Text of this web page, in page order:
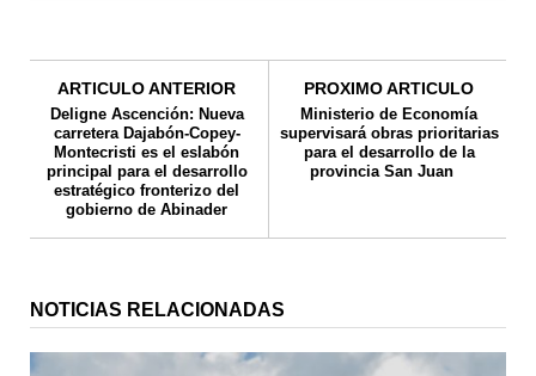
ARTICULO ANTERIOR
Deligne Ascención: Nueva
carretera Dajabón-Copey-
Montecristi es el eslabón
principal para el desarrollo
estratégico fronterizo del
gobierno de Abinader
PROXIMO ARTICULO
Ministerio de Economía
supervisará obras prioritarias
para el desarrollo de la
provincia San Juan
NOTICIAS RELACIONADAS